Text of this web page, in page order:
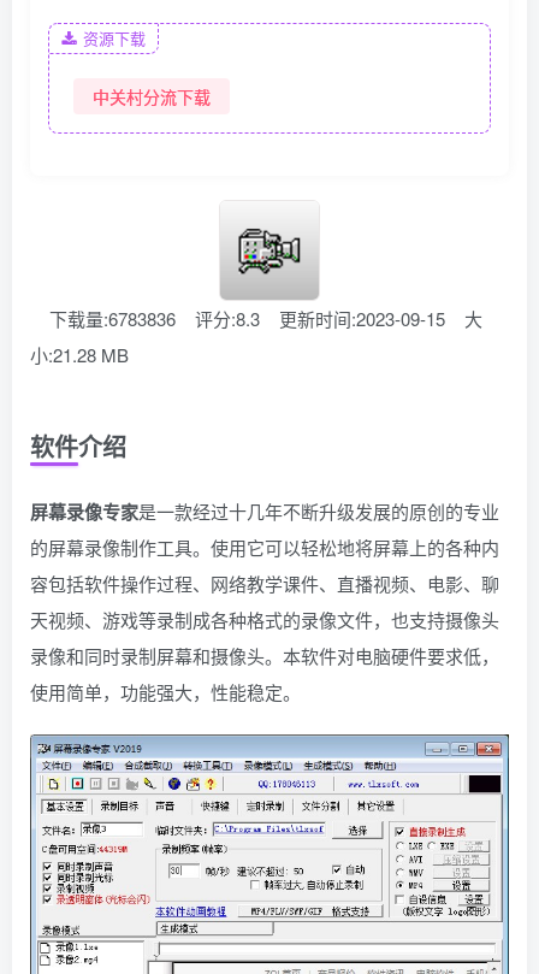
资源下载
中关村分流下载
下载量:6783836 评分:8.3 更新时间:2023-09-15
大
小:21.28 MB
软件介绍
屏幕录像专家是一款经过十几年不断升级发展的原创的专业
的屏幕录像制作工具。使用它可以轻松地将屏幕上的各种内
容包括软件操作过程、网络教学课件、直播视频、电影、聊
天视频、游戏等录制成各种格式的录像文件，也支持摄像头
录像和同时录制屏幕和摄像头。本软件对电脑硬件要求低，
使用简单，功能强大，性能稳定。